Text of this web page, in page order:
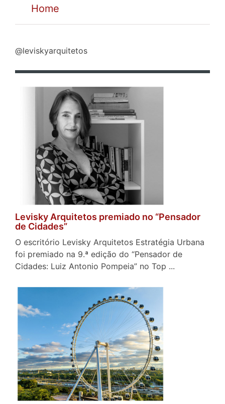
Home
@leviskyarquitetos
Levisky Arquitetos premiado no “Pensador
de Cidades”
O escritório Levisky Arquitetos Estratégia Urbana
foi premiado na 9.ª edição do “Pensador de
Cidades: Luiz Antonio Pompeia” no Top ...